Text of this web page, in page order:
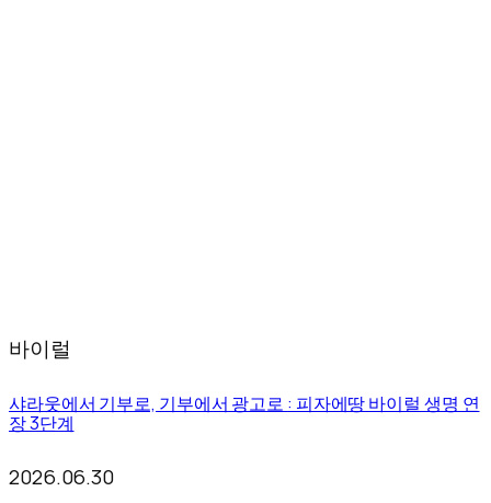
바이럴
샤라웃에서 기부로, 기부에서 광고로 : 피자에땅 바이럴 생명 연
장 3단계
2026.06.30